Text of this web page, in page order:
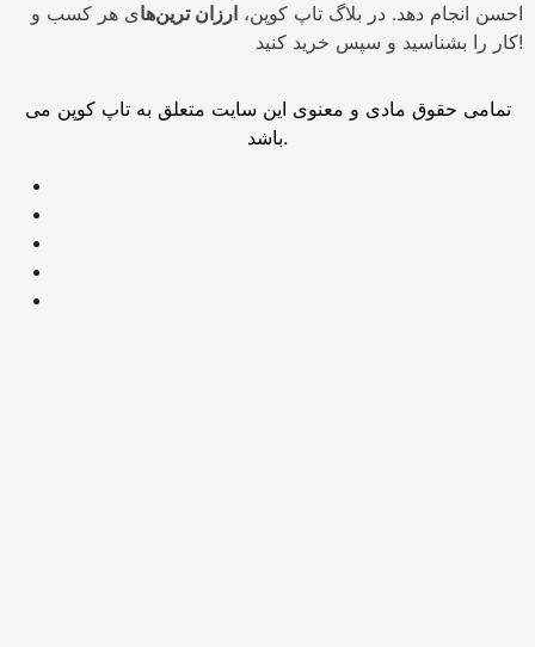
احسن انجام دهد. در بلاگ تاپ کوپن، ارزان ترین‌های هر کسب و
کار را بشناسید و سپس خرید کنید!
تمامی حقوق مادی و معنوی این سایت متعلق به تاپ کوپن می
باشد.